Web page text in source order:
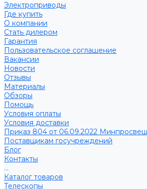
Электроприводы
Где купить
О компании
Стать дилером
Гарантия
Пользовательское соглашение
Вакансии
Новости
Отзывы
Материалы
Обзоры
Помощь
Условия оплаты
Условия доставки
Приказ 804 от 06.09.2022
Поставщикам госучреждений
Блог
Контакты
...
Каталог товаров
Телескопы